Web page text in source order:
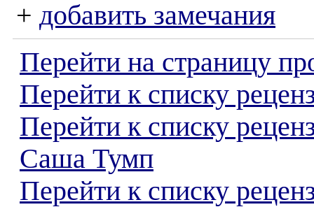
+ добавить замечания
Перейти на страницу
Перейти к списку
Перейти к списку
Саша Тумп
Перейти к списку